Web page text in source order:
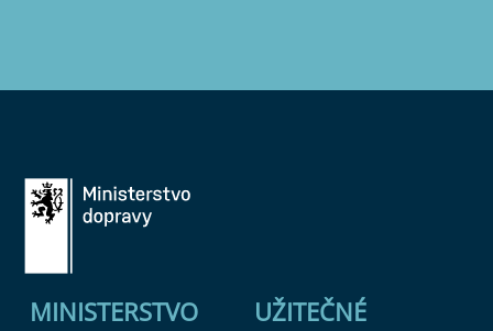
MINISTERSTVO
UŽITEČNÉ